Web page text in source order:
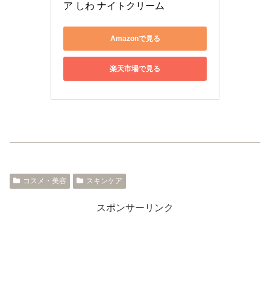
ア しわ ナイトクリーム
Amazonで見る
楽天市場で見る
コスメ・美容 スキンケア
スポンサーリンク